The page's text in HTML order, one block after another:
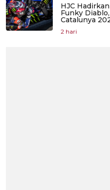
HJC
Funky
Catalunya
2 hari